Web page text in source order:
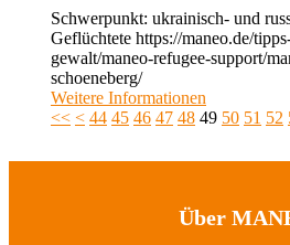
Schwerpunkt: ukrainisch- und
Geflüchtete https://maneo.de/
gewalt/maneo-refugee-support/
schoeneberg/
Weitere Informationen
<< < 44 45 46 47 48 49 50 51 52
Über